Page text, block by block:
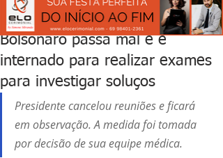
Bolsonaro passa mal e é
internado para realizar exames
para investigar soluços
Presidente cancelou reuniões e ficará
em observação. A medida foi tomada
por decisão de sua equipe médica.